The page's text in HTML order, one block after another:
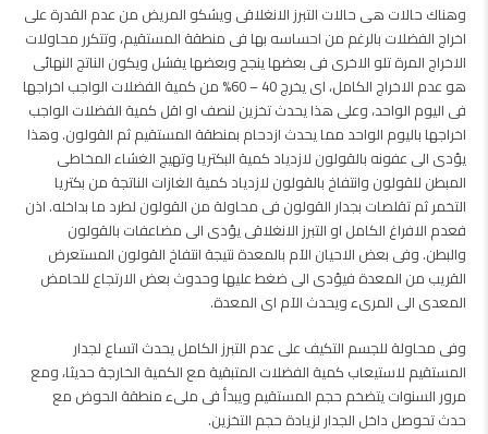
وهناك حالات هى حالات التبرز الانغلاقى ويشكو المريض من عدم القدرة على
اخراج الفضلات بالرغم من احساسه بها فى منطقة المستقيم، وتتكرر محاولات
الاخراج المرة تلو الاخرى فى بعضها ينجح وبعضها يفشل ويكون الناتج النهائى
هو عدم الاخراج الكامل، اى يخرج 40 – 60% من كمية الفضلات الواجب اخراجها
فى اليوم الواحد، وعلى هذا يحدث تخزين لنصف او اقل كمية الفضلات الواجب
اخراجها باليوم الواحد مما يحدث ازدحام بمنطقة المستقيم ثم القولون. وهذا
يؤدى الى عفونه بالقولون لازدياد كمية البكتريا وتهيج الغشاء المخاطى
المبطن للقولون وانتفاخ بالقولون لازدياد كمية الغازات الناتجة من بكتريا
التخمر ثم تقلصات بجدار القولون فى محاولة من القولون لطرد ما بداخله. اذن
فعدم الافراغ الكامل او التبرز الانغلاقى يؤدى الى مضاعفات بالقولون
والبطن. وفى بعض الاحيان الآم بالمعدة نتيجة انتفاخ القولون المستعرض
القريب من المعدة فيؤدى الى ضغط عليها وحدوث بعض الارتجاع للحامض
المعدى الى المرىء ويحدث الآم اى المعدة.
وفى محاولة للجسم التكيف على عدم التبرز الكامل يحدث اتساع لجدار
المستقيم لاستيعاب كمية الفضلات المتبقية مع الكمية الخارجة حديثا، ومع
مرور السنوات يتضخم حجم المستقيم ويبدأ فى ملىء منطقة الحوض مع
حدث تحوصل داخل الجدار لزيادة حجم التخزين.